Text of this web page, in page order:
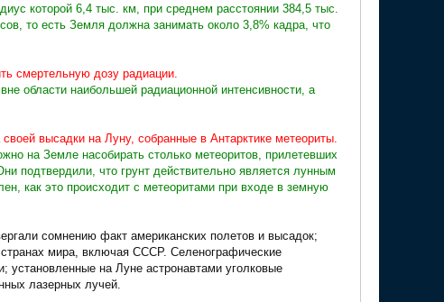
которой 6,4 тыс. км, при среднем расстоянии 384,5 тыс.
то есть Земля должна занимать около 3,8% кадра, что
смертельную дозу радиации.
области наибольшей радиационной интенсивности, а
высадки на Луну, собранные в Антарктике метеориты.
на Земле насобирать столько метеоритов, прилетевших
подтвердили, что грунт действительно является лунным
как это происходит с метеоритами при входе в земную
сомнению факт американских полетов и высадок;
мира, включая СССР. Селенографические
на Луне астронавтами уголковые
лазерных лучей.